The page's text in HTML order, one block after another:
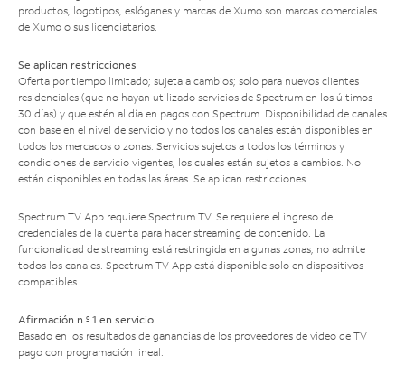
productos, logotipos, eslóganes y marcas de Xumo son marcas comerciales
de Xumo o sus licenciatarios.
Se aplican restricciones
Oferta por tiempo limitado; sujeta a cambios; solo para nuevos clientes
residenciales (que no hayan utilizado servicios de Spectrum en los últimos
30 días) y que estén al día en pagos con Spectrum. Disponibilidad de canales
con base en el nivel de servicio y no todos los canales están disponibles en
todos los mercados o zonas. Servicios sujetos a todos los términos y
condiciones de servicio vigentes, los cuales están sujetos a cambios. No
están disponibles en todas las áreas. Se aplican restricciones.
Spectrum TV App requiere Spectrum TV. Se requiere el ingreso de
credenciales de la cuenta para hacer streaming de contenido. La
funcionalidad de streaming está restringida en algunas zonas; no admite
todos los canales. Spectrum TV App está disponible solo en dispositivos
compatibles.
Afirmación n.º 1 en servicio
Basado en los resultados de ganancias de los proveedores de video de TV
pago con programación lineal.